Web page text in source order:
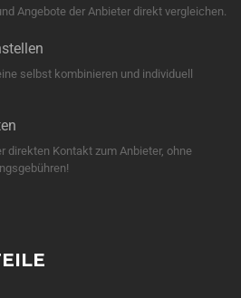
Angebote der Anbieter direkt vergleichen.
selbst kombinieren und individuell
direkten Kontakt zum Anbieter, ohne